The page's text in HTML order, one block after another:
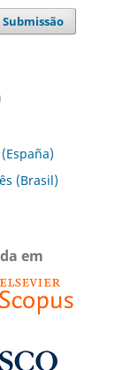
(Brasil)
em